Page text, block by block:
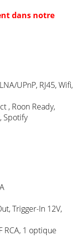
dans notre
UPnP, RJ45, Wifi,
, Roon Ready,
Spotify
Trigger-In 12V,
RCA, 1 optique